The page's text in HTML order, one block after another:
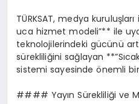
TÜRKSAT, medya
uca hizmet modeli”** ile
teknolojilerindeki gücünü
sürekliliğini sağlayan
sistemi sayesinde önemli
#### Yayın Sürekliliği ve